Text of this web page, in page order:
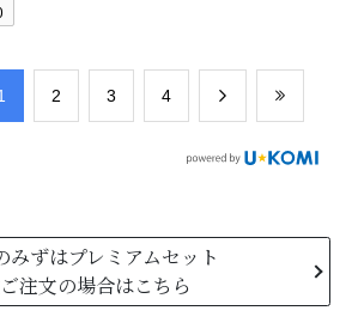
​2 ​3 ​4
みずはプレミアムセット
注文の場合はこちら